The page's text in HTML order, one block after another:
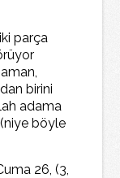
parça
birini
adama
böyle
26, (3,